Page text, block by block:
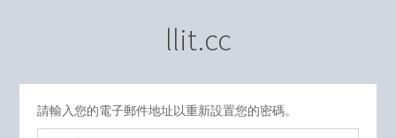
llit.cc
請輸入您的電子郵件地址以重新設置您的密碼。